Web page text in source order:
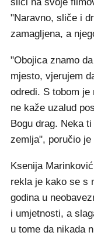
"Naravno, sliče i
zamagljena, a
"Obojica znamo
mjesto, vjerujem
odredi. S tobom je
ne kaže uzalud
Bogu drag. Neka
zemlja", poručio
Ksenija
rekla je kako se s
godina u
i umjetnosti, a
u tome da nikada